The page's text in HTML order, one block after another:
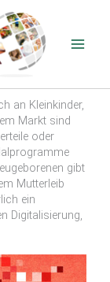
an Kleinkinder,
Markt sind
oder
gibt
Mutterleib
ein
Digitalisierung,